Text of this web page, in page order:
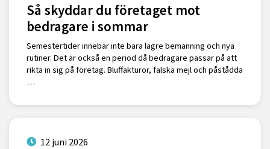
Så skyddar du företaget mot
bedragare i sommar
Semestertider innebär inte bara lägre bemanning och nya
rutiner. Det är också en period då bedragare passar på att
rikta in sig på företag. Bluffakturor, falska mejl och påstådda
…
12 juni 2026